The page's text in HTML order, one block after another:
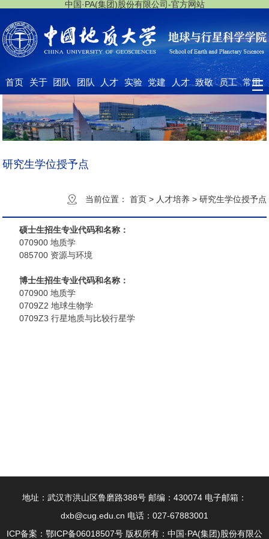
中国·PA(集团)股份有限公司-官方网站
首页 关于
我们
团队
队伍
团队
建设
人才
培养
实验
中心
党建
工作
人才
招聘
致敬 员工 常用
研究生学位授予点
当前位置： 首页 > 人才培养 > 研究生学位授予点
硕士生招生专业代码和名称：
070900 地质学
085700 资源与环境
博士生招生专业代码和名称：
070900 地质学
0709Z2 地球生物学
0709Z3 行星地质与比较行星学
地址：武汉市洪山区鲁磨路388号 邮编：430074 电子邮箱：
dxb@cug.edu.cn 电话：027-67883001
ICP备案：鄂ICP备06018507号 版权所有：中国·PA(集团)股份有限公